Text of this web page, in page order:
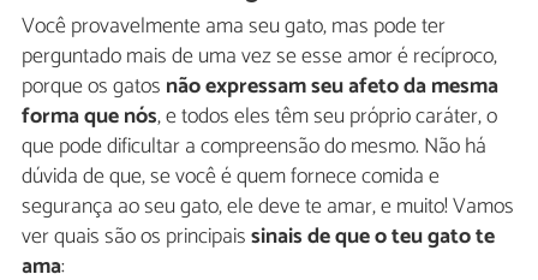
Você provavelmente ama seu gato, mas pode ter
perguntado mais de uma vez se esse amor é recíproco,
porque os gatos não expressam seu afeto da mesma
forma que nós, e todos eles têm seu próprio caráter, o
que pode dificultar a compreensão do mesmo. Não há
dúvida de que, se você é quem fornece comida e
segurança ao seu gato, ele deve te amar, e muito! Vamos
ver quais são os principaissinais de que o teu gato te
ama: